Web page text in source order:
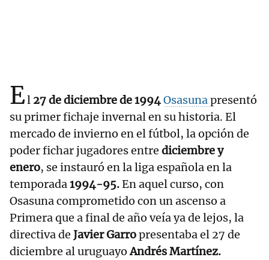
El 27 de diciembre de 1994Osasunapresentó
su primer fichaje invernal en su historia. El
mercado de invierno en el fútbol, la opción de
poder fichar jugadores entre diciembre y
enero, se instauró en la liga española en la
temporada1994-95.En aquel curso, con
Osasuna comprometido con un ascenso a
Primera que a final de año veía ya de lejos, la
directiva de Javier Garropresentaba el 27 de
diciembre al uruguayoAndrés Martínez.